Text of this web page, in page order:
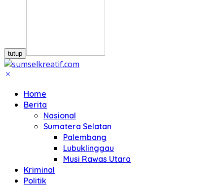
tutup
Home
Berita
Nasional
Sumatera Selatan
Palembang
Lubuklinggau
Musi Rawas Utara
Kriminal
Politik